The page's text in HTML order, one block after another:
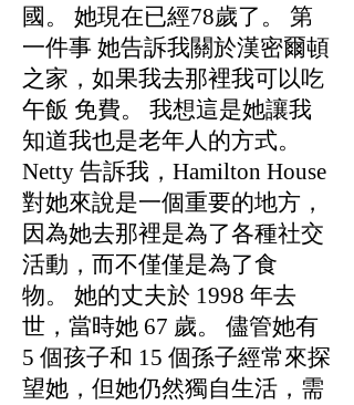
國。 她現在已經78歲了。 第
一件事 她告訴我關於漢密爾頓
之家，如果我去那裡我可以吃
午飯 免費。 我想這是她讓我
知道我也是老年人的方式。
Netty 告訴我，Hamilton House
對她來說是一個重要的地方，
因為她去那裡是為了各種社交
活動，而不僅僅是為了食
物。 她的丈夫於 1998 年去
世，當時她 67 歲。 儘管她有
5 個孩子和 15 個孫子經常來探
望她，但她仍然獨自生活，需